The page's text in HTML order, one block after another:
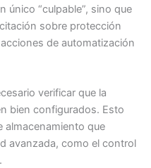
único “culpable”, sino que
sobre protección
de automatización
verificar que la
bien configurados. Esto
almacenamiento que
avanzada, como el control